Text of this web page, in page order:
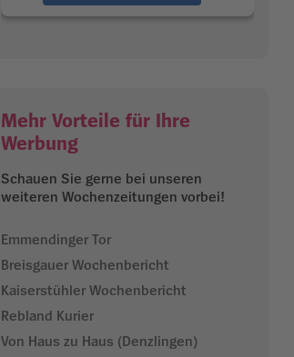
Mehr Vorteile für Ihre
Werbung
Schauen Sie gerne bei unseren
weiteren Wochenzeitungen vorbei!
Emmendinger Tor
Breisgauer Wochenbericht
Kaiserstühler Wochenbericht
Rebland Kurier
Von Haus zu Haus (Denzlingen)